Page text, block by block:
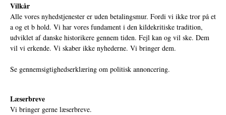
Vilkår
Alle vores nyhedstjenester er uden betalingsmur. Fordi vi ikke tror på et
a og et b hold. Vi har vores fundament i den kildekritiske tradition,
udviklet af danske historikere gennem tiden. Fejl kan og vil ske. Dem
vil vi erkende. Vi skaber ikke nyhederne. Vi bringer dem.
Se gennemsigtighedserklæring om politisk annoncering.
Læserbreve
Vi bringer gerne læserbreve.